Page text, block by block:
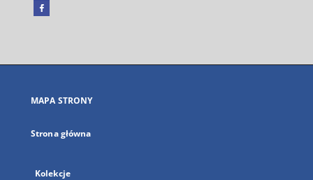
Facebook
się
karcie
MAPA STRONY
Strona główna
Kolekcje